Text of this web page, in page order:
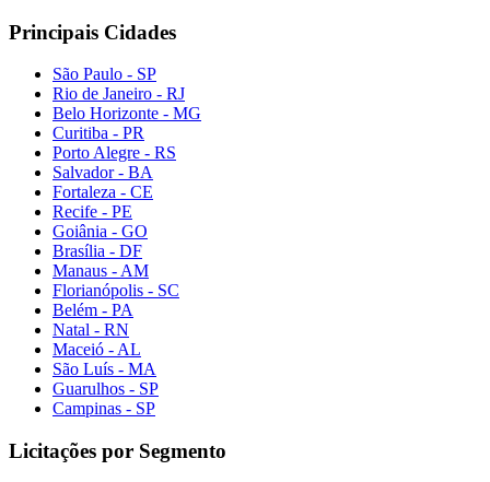
Principais Cidades
São Paulo - SP
Rio de Janeiro - RJ
Belo Horizonte - MG
Curitiba - PR
Porto Alegre - RS
Salvador - BA
Fortaleza - CE
Recife - PE
Goiânia - GO
Brasília - DF
Manaus - AM
Florianópolis - SC
Belém - PA
Natal - RN
Maceió - AL
São Luís - MA
Guarulhos - SP
Campinas - SP
Licitações por Segmento